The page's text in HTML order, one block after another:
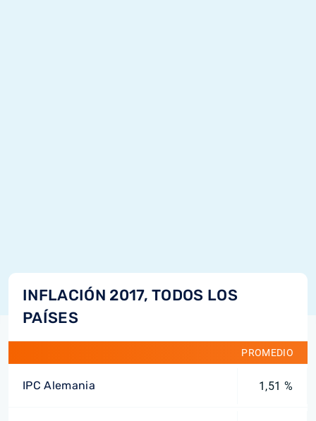
INFLACIÓN 2017, TODOS LOS
PAÍSES
PROMEDIO
IPC Alemania 1,51 %